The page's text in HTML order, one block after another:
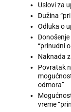
Uslovi za
Dužina
Odluka o
“prinudni
Naknada
Povratak
odmora”
vreme